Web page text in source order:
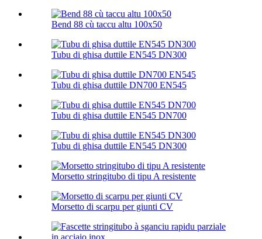
Bend 88 cù taccu altu 100х50
Tubu di ghisa duttile EN545 DN300
Tubu di ghisa duttile DN700 EN545
Tubu di ghisa duttile EN545 DN700
Tubu di ghisa duttile EN545 DN300
Morsetto stringitubo di tipu A resistente
Morsetto di scarpu per giunti CV